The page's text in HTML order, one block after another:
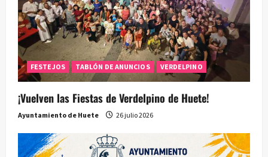
FESTEJOS TABLÓN DE ANUNCIOS VERDELPINO
¡Vuelven las Fiestas de Verdelpino de Huete!
Ayuntamiento de Huete 26 julio 2026